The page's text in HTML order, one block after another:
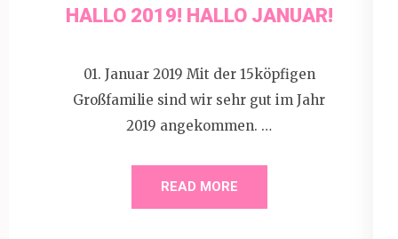
HALLO 2019! HALLO JANUAR!
01. Januar 2019 Mit der 15köpfigen
Großfamilie sind wir sehr gut im Jahr
2019 angekommen. …
READ MORE